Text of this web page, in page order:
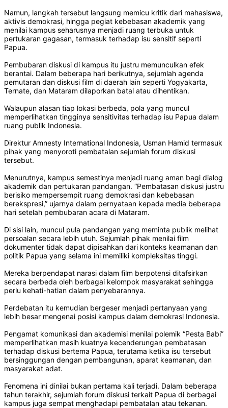
Namun, langkah tersebut langsung memicu kritik dari mahasiswa,
aktivis demokrasi, hingga pegiat kebebasan akademik yang
menilai kampus seharusnya menjadi ruang terbuka untuk
pertukaran gagasan, termasuk terhadap isu sensitif seperti
Papua.
Pembubaran diskusi di kampus itu justru memunculkan efek
berantai. Dalam beberapa hari berikutnya, sejumlah agenda
pemutaran dan diskusi film di daerah lain seperti Yogyakarta,
Ternate, dan Mataram dilaporkan batal atau dihentikan.
Walaupun alasan tiap lokasi berbeda, pola yang muncul
memperlihatkan tingginya sensitivitas terhadap isu Papua dalam
ruang publik Indonesia.
Direktur Amnesty International Indonesia, Usman Hamid termasuk
pihak yang menyoroti pembatalan sejumlah forum diskusi
tersebut.
Menurutnya, kampus semestinya menjadi ruang aman bagi dialog
akademik dan pertukaran pandangan. “Pembatasan diskusi justru
berisiko mempersempit ruang demokrasi dan kebebasan
berekspresi,” ujarnya dalam pernyataan kepada media beberapa
hari setelah pembubaran acara di Mataram.
Di sisi lain, muncul pula pandangan yang meminta publik melihat
persoalan secara lebih utuh. Sejumlah pihak menilai film
dokumenter tidak dapat dipisahkan dari konteks keamanan dan
politik Papua yang selama ini memiliki kompleksitas tinggi.
Mereka berpendapat narasi dalam film berpotensi ditafsirkan
secara berbeda oleh berbagai kelompok masyarakat sehingga
perlu kehati-hatian dalam penyebarannya.
Perdebatan itu kemudian bergeser menjadi pertanyaan yang
lebih besar mengenai posisi kampus dalam demokrasi Indonesia.
Pengamat komunikasi dan akademisi menilai polemik “Pesta Babi”
memperlihatkan masih kuatnya kecenderungan pembatasan
terhadap diskusi bertema Papua, terutama ketika isu tersebut
bersinggungan dengan pembangunan, aparat keamanan, dan
masyarakat adat.
Fenomena ini dinilai bukan pertama kali terjadi. Dalam beberapa
tahun terakhir, sejumlah forum diskusi terkait Papua di berbagai
kampus juga sempat menghadapi pembatalan atau tekanan.